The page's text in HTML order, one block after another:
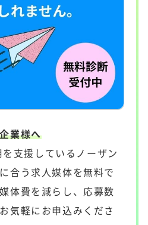
業様へ
支援しているノーザン
合う求人媒体を無料で
体費を減らし、応募数
気軽にお申込みくださ